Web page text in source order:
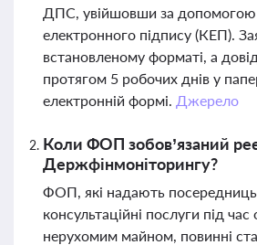
ДПС, увійшовши за допомогою
електронного підпису (КЕП).
встановленому форматі, а
протягом 5 робочих днів у
електронній формі. Джерело
Коли ФОП зобов’язаний
Держфінмоніторингу?
ФОП, які надають
консультаційні послуги під час
нерухомим майном, повинні